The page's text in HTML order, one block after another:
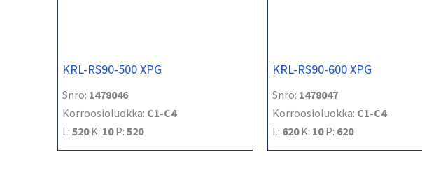
KRL-RS90-500 XPG
Snro: 1478046
Korroosioluokka: C1-C4
L: 520K: 10P: 520
KRL-RS90-600 XPG
Snro: 1478047
Korroosioluokka: C1-C4
L: 620K: 10P: 620